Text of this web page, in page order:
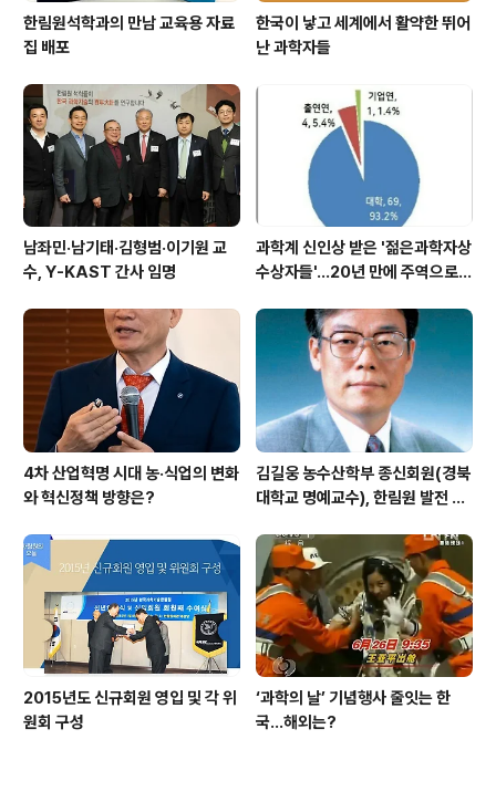
한림원석학과의 만남 교육용 자료
집 배포
한국이 낳고 세계에서 활약한 뛰어
난 과학자들
남좌민·남기태·김형범·이기원 교
수, Y-KAST 간사 임명
과학계 신인상 받은 '젊은과학자상
수상자들'…20년 만에 주역으로
4차 산업혁명 시대 농·식업의 변화
와 혁신정책 방향은?
김길웅 농수산학부 종신회원(경북
대학교 명예교수), 한림원 발전 위
2015년도 신규회원 영입 및 각 위
원회 구성
‘과학의 날’ 기념행사 줄잇는 한
국…해외는?